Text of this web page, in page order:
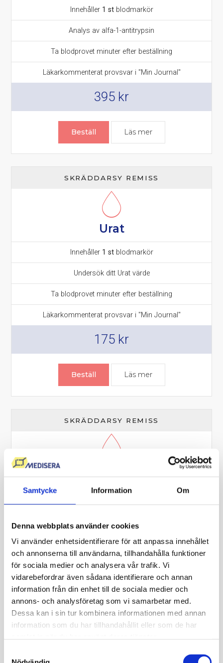
Samtycke Information Om
Denna webbplats använder cookies
Vi använder enhetsidentifierare för att anpassa innehållet
och annonserna till användarna, tillhandahålla funktioner
för sociala medier och analysera vår trafik. Vi
vidarebefordrar även sådana identifierare och annan
information från din enhet till de sociala medier och
annons- och analysföretag som vi samarbetar med.
Dessa kan i sin tur kombinera informationen med annan
information som du har tillhandahållit eller som de har
Innehåller1 stblodmarkör
Analys av alfa-1-antitrypsin
Ta blodprovet minuter efter beställning
Läkarkommenterat provsvar i "Min Journal"
395 kr
Beställ Läs merom Antitrypsin test
SKRÄDDARSY REMISS
Urat
Innehåller 1 stblodmarkör
Undersök ditt Urat värde
Ta blodprovet minuter efter beställning
Läkarkommenterat provsvar i "Min Journal"
175 kr
Beställ Läs merom Urat prov –
SKRÄDDARSY REMISS
Innehåller1 stblodmarkör
Ta blodprovet minuter efter beställning
Läkarkommenterat provsvar i "Min Journal"
175kr
Beställ Läs merom ALP prov